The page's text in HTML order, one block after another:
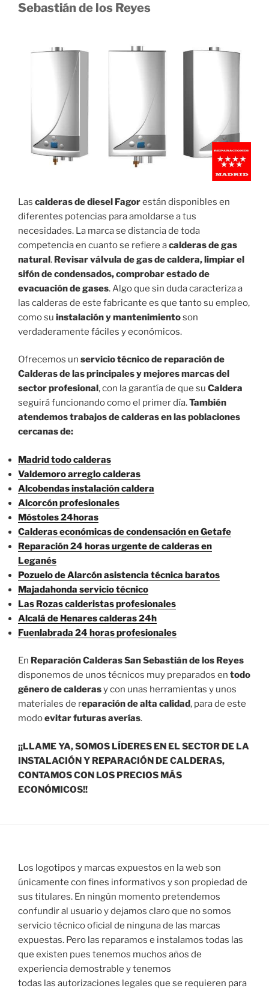
Sebastián de los Reyes
Las calderas de diesel Fagorestán disponibles en
diferentes potencias para amoldarse a tus
necesidades. La marca se distancia de toda
competencia en cuanto se refiere acalderas de gas
natural. Revisar válvula de gas de caldera, limpiar el
sifón de condensados, comprobar estado de
evacuación de gases. Algo que sin duda caracteriza a
las calderas de este fabricante es que tanto su empleo,
como su instalación y mantenimientoson
verdaderamente fáciles y económicos.
Ofrecemos un servicio técnico de reparación de
Calderas de las principales y mejores marcas del
sector profesional, con la garantía de que su Caldera
seguirá funcionando como el primer día.También
atendemos trabajos de calderas en las poblaciones
cercanas de:
Madrid todo calderas
Valdemoro arreglo calderas
Alcobendas instalación caldera
Alcorcón profesionales
Móstoles 24horas
Calderas económicas de condensación en Getafe
Reparación 24 horas urgente de calderas en
Leganés
Pozuelo de Alarcón asistencia técnica baratos
Majadahonda servicio técnico
Las Rozas calderistas profesionales
Alcalá de Henares calderas 24h
Fuenlabrada 24 horas profesionales
En Reparación Calderas San Sebastián de los Reyes
disponemos de unos técnicos muy preparados en todo
género de calderasy con unas herramientas y unos
materiales de reparación de alta calidad, para de este
modoevitar futuras averías.
¡¡LLAME YA, SOMOS LÍDERES EN EL SECTOR DE LA
INSTALACIÓN Y REPARACIÓN DE CALDERAS,
CONTAMOS CON LOS PRECIOS MÁS
ECONÓMICOS!!
Los logotipos y marcas expuestos en la web son
únicamente con fines informativos y son propiedad de
sus titulares. En ningún momento pretendemos
confundir al usuario y dejamos claro que no somos
servicio técnico oficial de ninguna de las marcas
expuestas. Pero las reparamos e instalamos todas las
que existen pues tenemos muchos años de
experiencia demostrable y tenemos
todas las autorizaciones legales que se requieren para